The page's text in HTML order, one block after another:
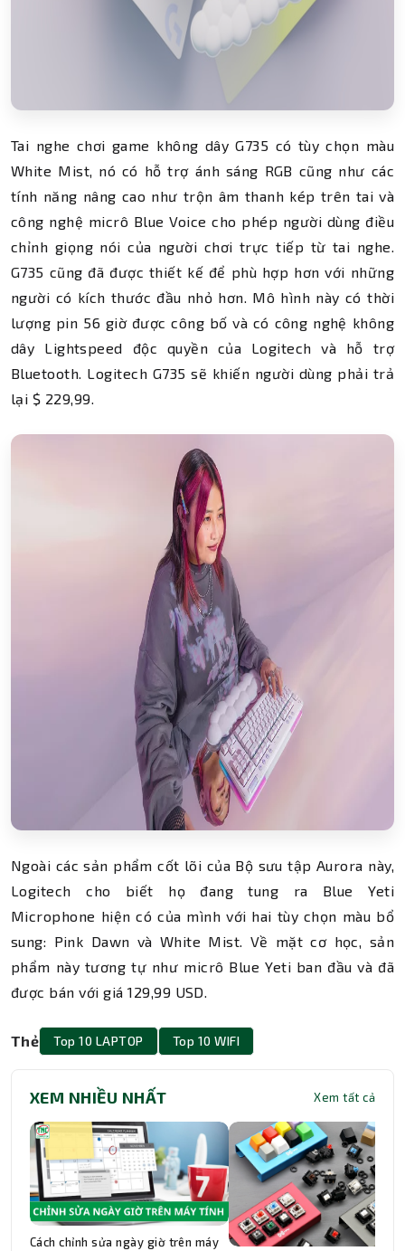
Tai nghe chơi game không dây G735 có tùy chọn màu
White Mist, nó có hỗ trợ ánh sáng RGB cũng như các
tính năng nâng cao như trộn âm thanh kép trên tai và
công nghệ micrô Blue Voice cho phép người dùng điều
chỉnh giọng nói của người chơi trực tiếp từ tai nghe.
G735 cũng đã được thiết kế để phù hợp hơn với những
người có kích thước đầu nhỏ hơn. Mô hình này có thời
lượng pin 56 giờ được công bố và có công nghệ không
dây Lightspeed độc quyền của Logitech và hỗ trợ
Bluetooth. Logitech G735 sẽ khiến người dùng phải trả
lại $ 229,99.
Ngoài các sản phẩm cốt lõi của Bộ sưu tập Aurora này,
Logitech cho biết họ đang tung ra Blue Yeti
Microphone hiện có của mình với hai tùy chọn màu bổ
sung: Pink Dawn và White Mist. Về mặt cơ học, sản
phẩm này tương tự như micrô Blue Yeti ban đầu và đã
được bán với giá 129,99 USD.
Thẻ Top 10 LAPTOP Top 10 WIFI
XEM NHIỀU NHẤT Xem tất cả
Cách chỉnh sửa ngày giờ trên máy